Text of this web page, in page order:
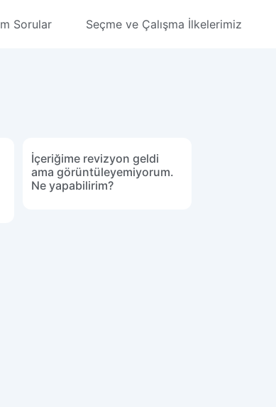
Sorular Seçme ve Çalışma İlkelerimiz
İçeriğime revizyon geldi
ama görüntüleyemiyorum.
Ne yapabilirim?